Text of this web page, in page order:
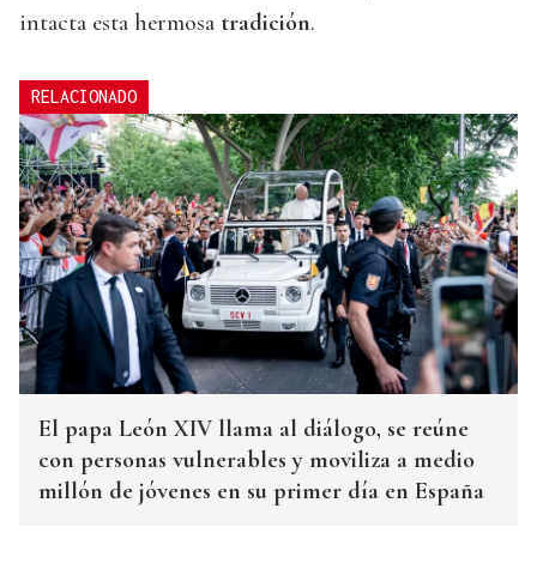
intacta esta hermosa tradición.
RELACIONADO
El papa León XIV llama al diálogo, se reúne
con personas vulnerables y moviliza a medio
millón de jóvenes en su primer día en España